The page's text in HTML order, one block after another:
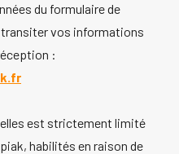
du formulaire de
vos informations
:
est strictement limité
habilités en raison de